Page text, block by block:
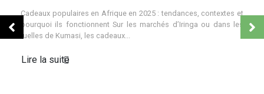
Cadeaux populaires en Afrique en 2025 : tendances, contextes et
pourquoi ils fonctionnent Sur les marchés d’Iringa ou dans les
ruelles de Kumasi, les cadeaux...
Lire la suite